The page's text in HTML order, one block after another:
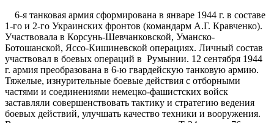
6-я танковая армия сформирована в январе 1944 г. в составе
1-го и 2-го Украинских фронтов (командарм А.Г. Кравченко).
Участвовала в Корсунь-Шевчанковской, Уманско-
Ботошанской, Яссо-Кишиневской операциях. Личный состав
участвовал в боевых операций в Румынии. 12 сентября 1944
г. армия преобразована в 6-ю гвардейскую танковую армию.
Тяжелые, изнурительные боевые действия с отборными
частями и соединениями немецко-фашистских войск
заставляли совершенствовать тактику и стратегию ведения
боевых действий, улучшать качество техники и вооружения.